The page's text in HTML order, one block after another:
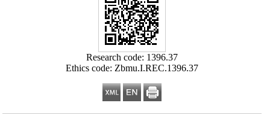
Research code: 1396.37
Ethics code: Zbmu.I.REC.1396.37